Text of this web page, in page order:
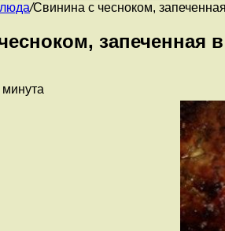
/Свинина с чесноком,
запеченная